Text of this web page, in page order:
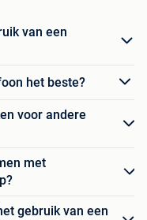
van een
het beste?
voor andere
met
gebruik van een